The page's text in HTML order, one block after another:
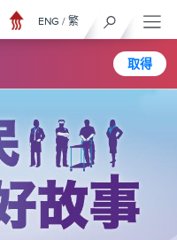
取得
ENG / 繁